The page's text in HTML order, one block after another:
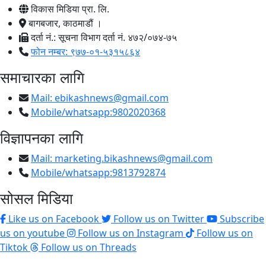
विकास मिडिया प्रा. लि.
बागबजार, काठमाडौं ।
दर्ता नं.: सूचना विभाग दर्ता नं. ४७२/०७४-७५
फोन नम्बर: ९७७-०१-५३१५८६४
समाचारका लागि
Mail: ebikashnews@gmail.com
Mobile/whatsapp:9802020368
विज्ञापनका लागि
Mail: marketing.bikashnews@gmail.com
Mobile/whatsapp:9813792874
सोसल मिडिया
Like us on Facebook Follow us on Twitter
Subscribe
us on youtube
Follow us on Instagram
Follow us on
Tiktok
Follow us on Threads